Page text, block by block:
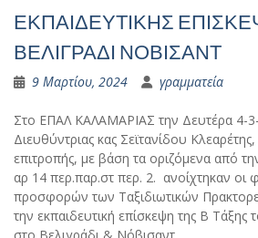
ΕΚΠΑΙΔΕΥΤΙΚΗΣ
ΒΕΛΙΓΡΑΔΙ ΝΟΒΙΣΑΝΤ
9 Μαρτίου, 2024 γραμματεία
Στο ΕΠΑΛ ΚΑΛΑΜΑΡΙΑΣ την Δευτέρα 4-
Διευθύντριας κας Σεϊτανίδου
επιτροπής, με βάση τα οριζόμενα από
αρ 14 περ.παρ.στ περ. 2. ανοίχτηκαν οι
προσφορών των Ταξιδιωτικών
την εκπαιδευτική επίσκεψη της Β Τάξης